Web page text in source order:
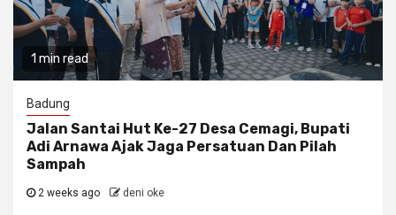
1 min read
Badung
Jalan Santai Hut Ke-27 Desa Cemagi, Bupati
Adi Arnawa Ajak Jaga Persatuan Dan Pilah
Sampah
2 weeks ago deni oke